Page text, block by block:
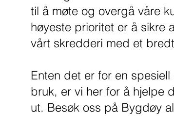
til å møte og overgå våre
høyeste prioritet er å sikre
vårt skredderi med et
Enten det er for en
bruk, er vi her for å hjelpe
ut. Besøk oss på Bygdøy